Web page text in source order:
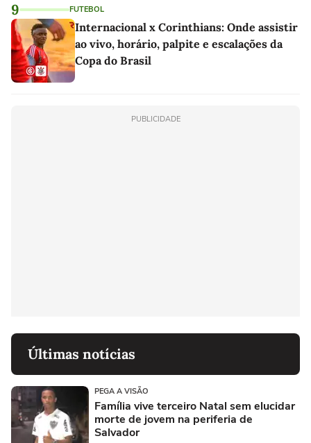
9 FUTEBOL
Internacional x Corinthians: Onde assistir
ao vivo, horário, palpite e escalações da
Copa do Brasil
PUBLICIDADE
Últimas notícias
PEGA A VISÃO
Família vive terceiro Natal sem elucidar
morte de jovem na periferia de
Salvador